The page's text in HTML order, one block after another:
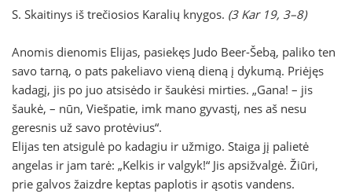
S. Skaitinys iš trečiosios Karalių knygos. (3 Kar 19, 3–8)
Anomis dienomis Elijas, pasiekęs Judo Beer-Šebą, paliko ten
savo tarną, o pats pakeliavo vieną dieną į dykumą. Priėjęs
kadagį, jis po juo atsisėdo ir šaukėsi mirties. „Gana! – jis
šaukė, – nūn, Viešpatie, imk mano gyvastį, nes aš nesu
geresnis už savo protėvius“.
Elijas ten atsigulė po kadagiu ir užmigo. Staiga jį palietė
angelas ir jam tarė: „Kelkis ir valgyk!“ Jis apsižvalgė. Žiūri,
prie galvos žaizdre keptas paplotis ir ąsotis vandens.